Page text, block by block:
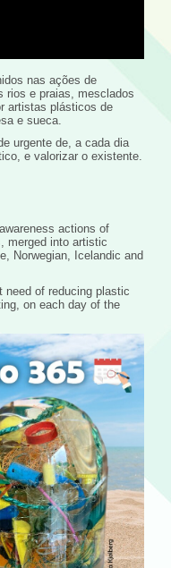
nas ações de
rios e praias, mesclados
artistas plásticos de
e sueca.
urgente de, a cada dia
e valorizar o existente.
actions of
merged into artistic
Norwegian, Icelandic and
need of reducing plastic
on each day of the